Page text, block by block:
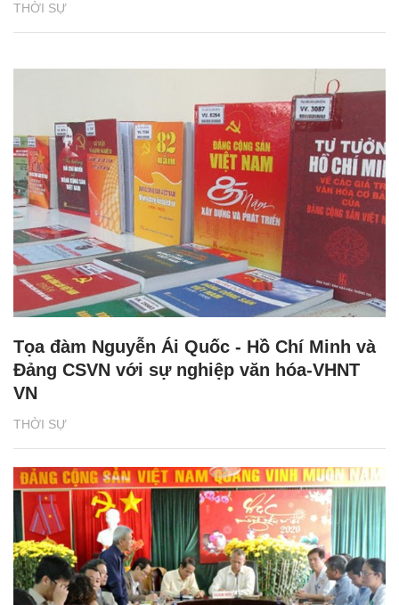
THỜI SỰ
THỜI SỰ
Tọa đàm Nguyễn Ái Quốc - Hồ Chí Minh và
Đảng CSVN với sự nghiệp văn hóa-VHNT
VN